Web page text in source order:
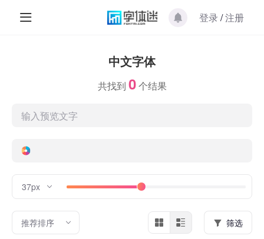
登录 /注册
中文字体
共找到 0个结果
推荐排序
37px
筛选